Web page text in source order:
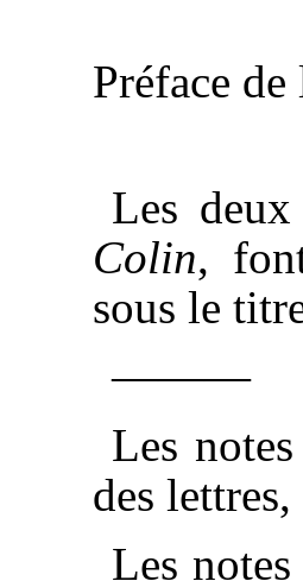
Préface
Les deux
Colin,
sous le
———
Les
des
Les